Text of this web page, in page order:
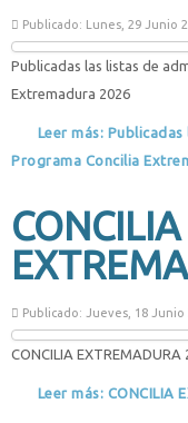
Publicado: Lunes, 29 Junio
Publicadas las listas de
Extremadura 2026
Leer más:
Programa Concilia
CONCILIA
Publicado: Jueves, 18 Junio
CONCILIA EXTREMADURA
Leer más: CONCILIA